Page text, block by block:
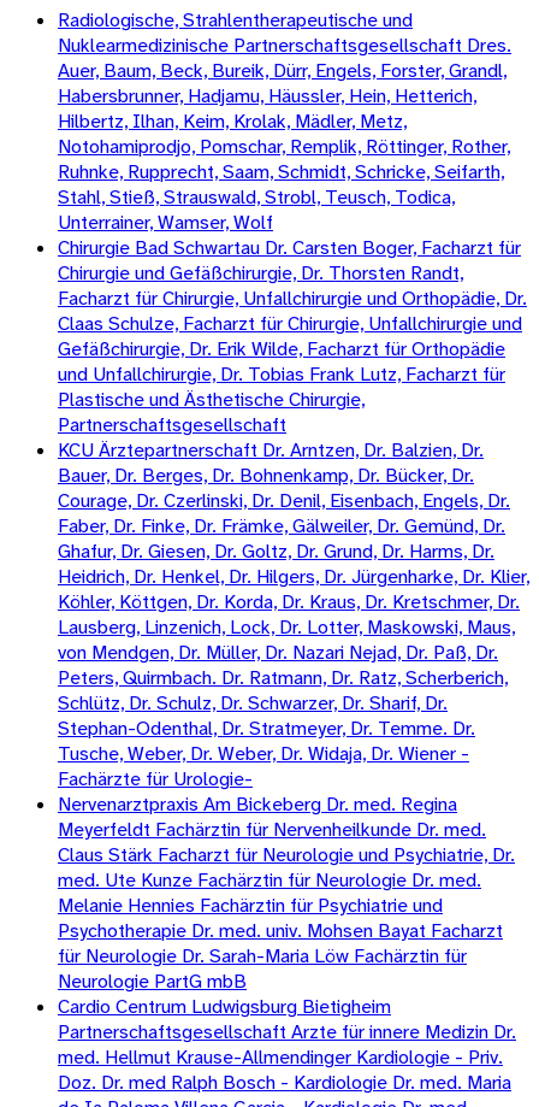
Radiologische, Strahlentherapeutische und
Nuklearmedizinische Partnerschaftsgesellschaft Dres.
Auer, Baum, Beck, Bureik, Dürr, Engels, Forster, Grandl,
Habersbrunner, Hadjamu, Häussler, Hein, Hetterich,
Hilbertz, Ilhan, Keim, Krolak, Mädler, Metz,
Notohamiprodjo, Pomschar, Remplik, Röttinger, Rother,
Ruhnke, Rupprecht, Saam, Schmidt, Schricke, Seifarth,
Stahl, Stieß, Strauswald, Strobl, Teusch, Todica,
Unterrainer, Wamser, Wolf
Chirurgie Bad Schwartau Dr. Carsten Boger, Facharzt für
Chirurgie und Gefäßchirurgie, Dr. Thorsten Randt,
Facharzt für Chirurgie, Unfallchirurgie und Orthopädie, Dr.
Claas Schulze, Facharzt für Chirurgie, Unfallchirurgie und
Gefäßchirurgie, Dr. Erik Wilde, Facharzt für Orthopädie
und Unfallchirurgie, Dr. Tobias Frank Lutz, Facharzt für
Plastische und Ästhetische Chirurgie,
Partnerschaftsgesellschaft
KCU Ärztepartnerschaft Dr. Arntzen, Dr. Balzien, Dr.
Bauer, Dr. Berges, Dr. Bohnenkamp, Dr. Bücker, Dr.
Courage, Dr. Czerlinski, Dr. Denil, Eisenbach, Engels, Dr.
Faber, Dr. Finke, Dr. Främke, Gälweiler, Dr. Gemünd, Dr.
Ghafur, Dr. Giesen, Dr. Goltz, Dr. Grund, Dr. Harms, Dr.
Heidrich, Dr. Henkel, Dr. Hilgers, Dr. Jürgenharke, Dr. Klier,
Köhler, Köttgen, Dr. Korda, Dr. Kraus, Dr. Kretschmer, Dr.
Lausberg, Linzenich, Lock, Dr. Lotter, Maskowski, Maus,
von Mendgen, Dr. Müller, Dr. Nazari Nejad, Dr. Paß, Dr.
Peters, Quirmbach. Dr. Ratmann, Dr. Ratz, Scherberich,
Schlütz, Dr. Schulz, Dr. Schwarzer, Dr. Sharif, Dr.
Stephan-Odenthal, Dr. Stratmeyer, Dr. Temme. Dr.
Tusche, Weber, Dr. Weber, Dr. Widaja, Dr. Wiener -
Fachärzte für Urologie-
Nervenarztpraxis Am Bickeberg Dr. med. Regina
Meyerfeldt Fachärztin für Nervenheilkunde Dr. med.
Claus Stärk Facharzt für Neurologie und Psychiatrie, Dr.
med. Ute Kunze Fachärztin für Neurologie Dr. med.
Melanie Hennies Fachärztin für Psychiatrie und
Psychotherapie Dr. med. univ. Mohsen Bayat Facharzt
für Neurologie Dr. Sarah-Maria Löw Fachärztin für
Neurologie PartG mbB
Cardio Centrum Ludwigsburg Bietigheim
Partnerschaftsgesellschaft Arzte für innere Medizin Dr.
med. Hellmut Krause-Allmendinger Kardiologie - Priv.
Doz. Dr. med Ralph Bosch - Kardiologie Dr. med. Maria